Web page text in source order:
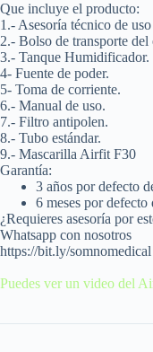
Que incluye el producto:
1.- Asesoría técnico de
2.- Bolso de transporte del
3.- Tanque Humidificador.
4- Fuente de poder.
5- Toma de corriente.
6.- Manual de uso.
7.- Filtro antipolen.
8.- Tubo estándar.
9.- Mascarilla Airfit F30
Garantía:
3 años por defecto
6 meses por defecto
¿Requieres asesoría por
Whatsapp con nosotros
https://bit.ly/somnomedical
Puedes ver un video del